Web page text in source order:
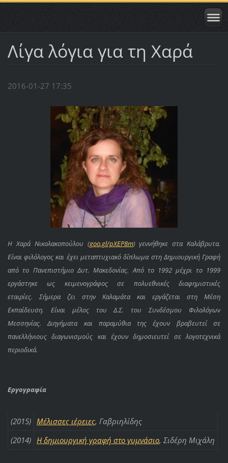
Λίγα λόγια για τη Χαρά
2016-01-27 17:35
Η Χαρά Νικολακοπούλου (goo.gl/pXEP8m) γεννήθηκε στα Καλάβρυτα.
Είναι φιλόλογος και έχει μεταπτυχιακό δίπλωμα στη Δημιουργική Γραφή
από το Πανεπιστήμιο Δυτ. Μακεδονίας.Από το 1992 μέχρι το 1999
εργάστηκε ως κειμενογράφος σε πολυεθνικές διαφημιστικές
εταιρίες. Σήμερα ζει στην Καλαμάτα και εργάζεται στη Μέση
Εκπαίδευση. Είναι μέλος του Δ.Σ. του Συνδέσμου Φιλολόγων
Μεσσηνίας.Διηγήματα και παραμύθια της έχουν βραβευτεί σε
πανελλήνιους διαγωνισμούς και έχουν δημοσιευτεί σε λογοτεχνικά
περιοδικά.
Εργογραφία
(2015) Μέλισσες ιέρειες, Γαβριηλίδης
(2014) Η δημιουργική γραφή στο γυμνάσιο, Σιδέρη Μιχάλη